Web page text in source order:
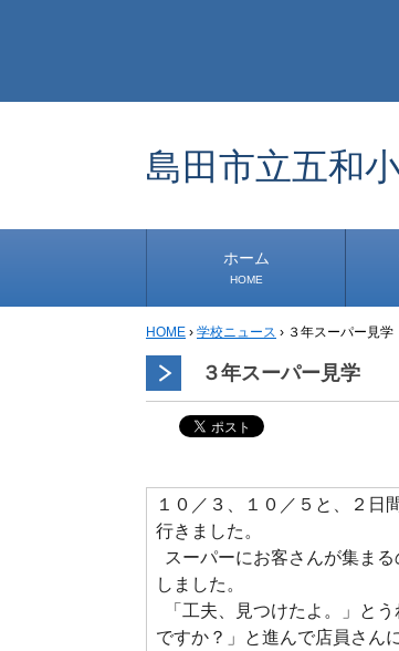
島田市立五和
ホーム
HOME
学校
安心
1年生
2年生
3年生
4年生
5年生
6年生
事務
児童
研修
小中
その他
HOME › 学校ニュース › ３年スーパー見学
３年スーパー見学
１０／３、１０／５と、２日
行きました。
スーパーにお客さんが集ま
しました。
「工夫、見つけたよ。」と
ですか？」と進んで店員さん